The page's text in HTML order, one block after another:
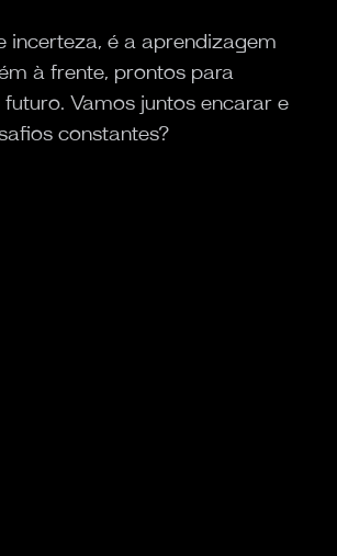
incerteza, é a aprendizagem
à frente, prontos para
Vamos juntos encarar e
constantes?